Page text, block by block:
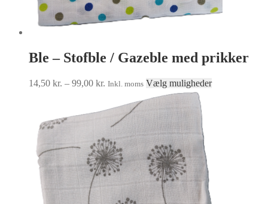
Ble – Stofble / Gazeble med prikker
14,50 kr. – 99,00 kr. Prisinterval:
99,00 kr.
Inkl. moms Vælg mulighederDette